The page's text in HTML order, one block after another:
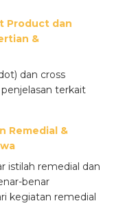
Product dan
&
dan cross
terkait
Remedial &
istilah remedial dan
benar
kegiatan remedial